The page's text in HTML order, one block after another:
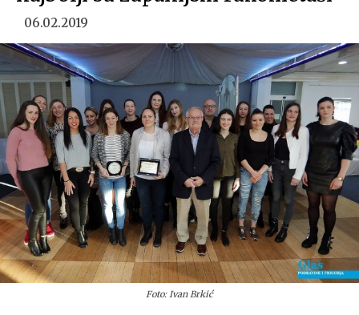
06.02.2019
Foto: Ivan Brkić